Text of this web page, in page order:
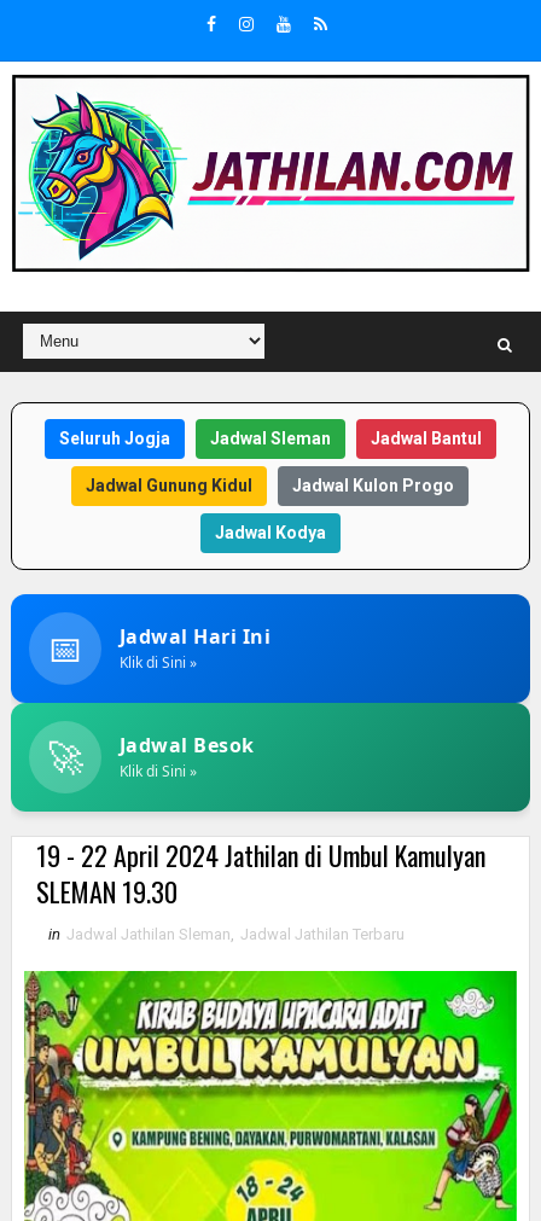
Seluruh Jogja Jadwal Sleman Jadwal Bantul
Jadwal Gunung Kidul Jadwal Kulon Progo
Jadwal Kodya
📅 Jadwal Hari Ini
Klik di Sini »
🚀 Jadwal Besok
Klik di Sini »
19 - 22 April 2024 Jathilan di Umbul Kamulyan
SLEMAN 19.30
in Jadwal Jathilan Sleman Jadwal Jathilan Terbaru